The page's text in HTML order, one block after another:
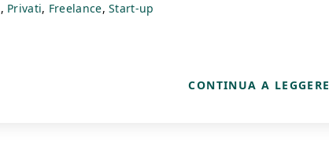
Privati Freelance Start-up
CONTINUA A LEGGERE